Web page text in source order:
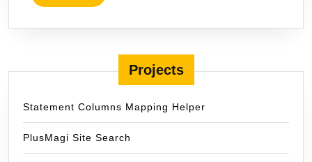
MORE
Projects
Statement Columns Mapping Helper
PlusMagi Site Search